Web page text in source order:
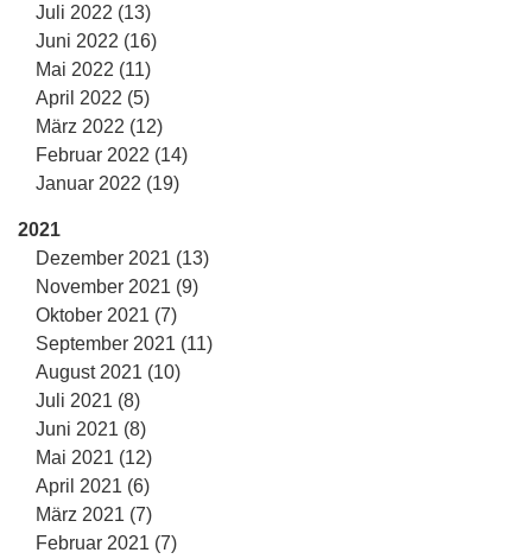
Juli 2022 (13)
Juni 2022 (16)
Mai 2022 (11)
April 2022 (5)
März 2022 (12)
Februar 2022 (14)
Januar 2022 (19)
2021
Dezember 2021 (13)
November 2021 (9)
Oktober 2021 (7)
September 2021 (11)
August 2021 (10)
Juli 2021 (8)
Juni 2021 (8)
Mai 2021 (12)
April 2021 (6)
März 2021 (7)
Februar 2021 (7)